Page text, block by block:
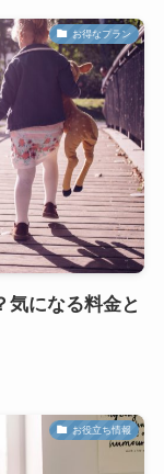
お得なプラン
気になる料金と
お役立ち情報